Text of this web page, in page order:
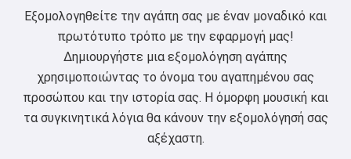
Εξομολογηθείτε την αγάπη σας με έναν μοναδικό και
πρωτότυπο τρόπο με την εφαρμογή μας!
Δημιουργήστε μια εξομολόγηση αγάπης
χρησιμοποιώντας το όνομα του αγαπημένου σας
προσώπου και την ιστορία σας. Η όμορφη μουσική και
τα συγκινητικά λόγια θα κάνουν την εξομολόγησή σας
αξέχαστη.